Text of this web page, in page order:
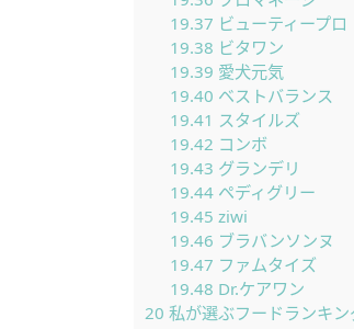
19.37 ビューティープロ
19.38 ビタワン
19.39 愛犬元気
19.40 ベストバランス
19.41 スタイルズ
19.42 コンボ
19.43 グランデリ
19.44ペディグリー
19.45 ziwi
19.46 ブラバンソンヌ
19.47 ファムタイズ
19.48 Dr.ケアワン
20 私が選ぶフードランキン